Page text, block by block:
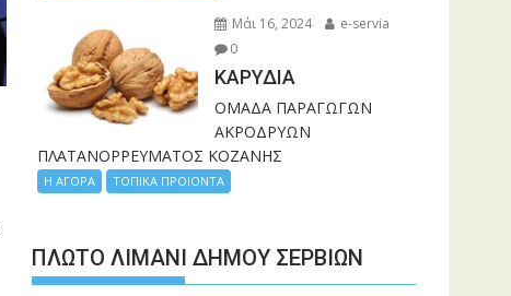
Μάι 16, 2024
e-servia
0
ΚΑΡΥΔΙΑ
ΟΜΑΔΑ ΠΑΡΑΓΩΓΩΝ
ΑΚΡΟΔΡΥΩΝ
ΠΛΑΤΑΝΟΡΡΕΥΜΑΤΟΣ ΚΟΖΑΝΗΣ
Η ΑΓΟΡΑ ΤΟΠΙΚΑ ΠΡΟΙΟΝΤΑ
ΠΛΩΤΌ ΛΙΜΆΝΙ ΔΉΜΟΥ ΣΕΡΒΊΩΝ